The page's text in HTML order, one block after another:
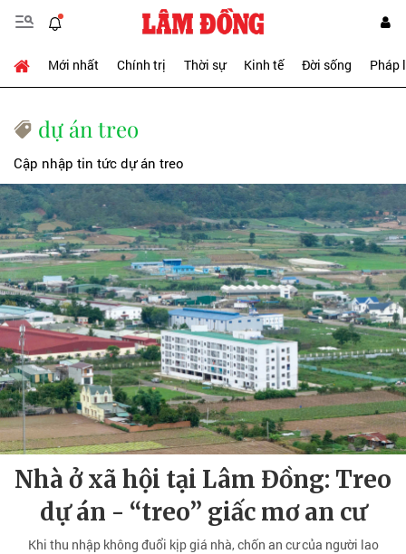
Mới nhất Chính trị Thời sự Kinh tế Đời sống Pháp
dự án treo
Cập nhập tin tức dự án treo
Nhà ở xã hội tại Lâm Đồng: Treo
dự án - “treo” giấc mơ an cư
Khi thu nhập không đuổi kịp giá nhà, chốn an cư của người lao